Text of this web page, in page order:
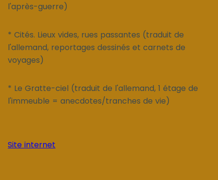
l'après-guerre)
* Cités. Lieux vides, rues passantes (traduit de
l'allemand, reportages dessinés et carnets de
voyages)
* Le Gratte-ciel (traduit de l'allemand, 1 étage de
l'immeuble = anecdotes/tranches de vie)
Site internet